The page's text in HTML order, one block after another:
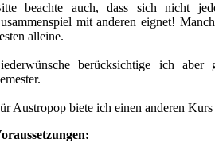
beachte auch, dass sich nicht
mit anderen eignet!
alleine.
berücksichtige ich aber
Austropop biete ich einen anderen